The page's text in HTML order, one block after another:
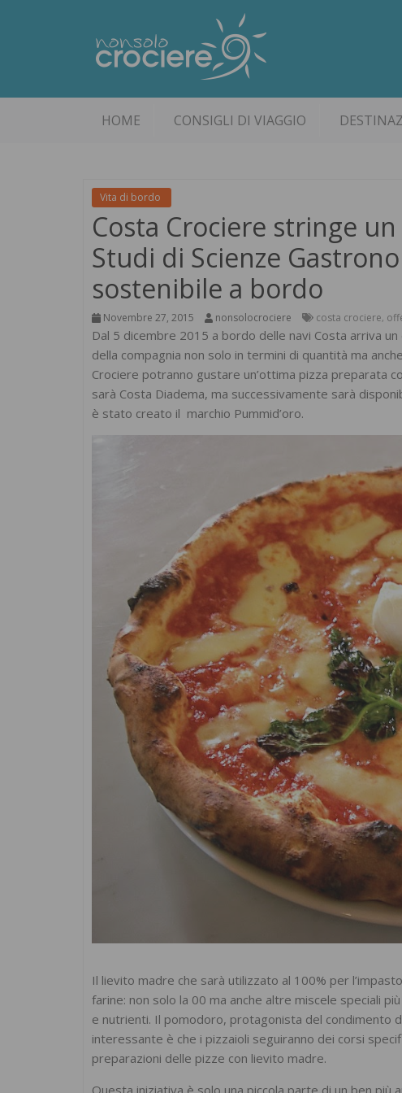
HOME CONSIGLI DI VIAGGIO
Vita di bordo
Costa Crociere stringe
Studi di Scienze
sostenibile a bordo
Novembre 27, 2015 nonsolocrociere costa crociere,
Dal 5 dicembre 2015 a bordo delle navi Costa arriva
della compagnia non solo in termini di quantità ma
Crociere potranno gustare un’ottima pizza preparata
sarà Costa Diadema, ma successivamente sarà
è stato creato il marchio Pummid’oro.
Il lievito madre che sarà utilizzato al 100% per
farine: non solo la 00 ma anche altre miscele speciali
e nutrienti. Il pomodoro, protagonista del condimento
interessante è che i pizzaioli seguiranno dei corsi
preparazioni delle pizze con lievito madre.
Questa iniziativa è solo una piccola parte di un ben più